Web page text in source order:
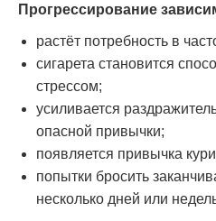
Прогрессирование
растёт потребность в
сигарета становится
стрессом;
усиливается
опасной привычки;
появляется привычка
попытки бросить
несколько дней или